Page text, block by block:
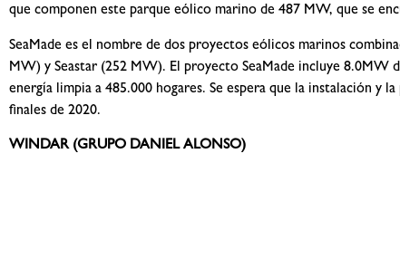
que componen este parque eólico marino de 487 MW, que se
SeaMade es el nombre de dos proyectos eólicos marinos
MW) y Seastar (252 MW). El proyecto SeaMade incluye 8.0MW
energía limpia a 485.000 hogares. Se espera que la instalación y
finales de 2020.
WINDAR (GRUPO DANIEL ALONSO)